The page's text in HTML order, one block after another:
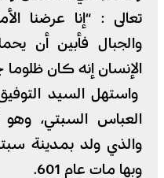
تعالى : “إنا عرضنا
والجبال فأبين أن
الإنسان إنه كان ظلوما
واستهل السيد
العباس السبتي،
وبها مات عام 601.